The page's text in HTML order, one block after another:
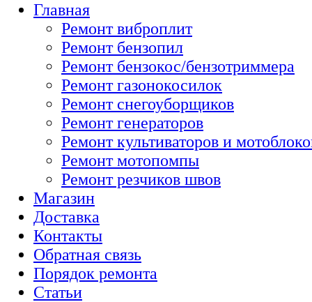
Главная
Ремонт виброплит
Ремонт бензопил
Ремонт бензокос/бензотриммера
Ремонт газонокосилок
Ремонт снегоуборщиков
Ремонт генераторов
Ремонт культиваторов и
Ремонт мотопомпы
Ремонт резчиков швов
Магазин
Доставка
Контакты
Обратная связь
Порядок ремонта
Статьи